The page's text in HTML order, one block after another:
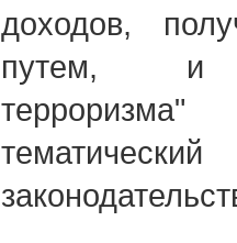
доходов,
путем, и
терроризма"